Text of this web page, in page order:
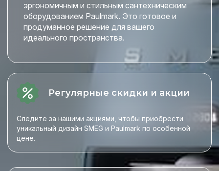
эргономичным и стильным сантехническим
оборудованием Paulmark. Это готовое и
продуманное решение для вашего
идеального пространства.
Регулярные скидки и акции
Следите за нашими акциями, чтобы приобрести
уникальный дизайн SMEG и Paulmark по особенной
цене.